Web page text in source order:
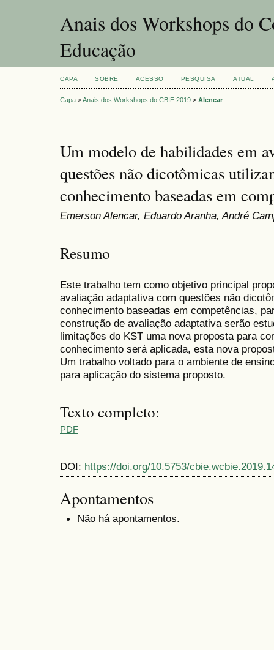
Anais dos Workshops do
Educação
CAPA SOBRE ACESSO PESQUISA ATUAL
Capa >Anais dos Workshops do CBIE 2019 > Alencar
Um modelo de habilidades em
questões não dicotômicas
conhecimento baseadas em
Emerson Alencar, Eduardo Aranha, André
Resumo
Este trabalho tem como objetivo principal
avaliação adaptativa com questões não
conhecimento baseadas em competências,
construção de avaliação adaptativa serão
limitações do KST uma nova proposta para
conhecimento será aplicada, esta nova
Um trabalho voltado para o ambiente de
para aplicação do sistema proposto.
Texto completo:
PDF
DOI: https://doi.org/10.5753/
Apontamentos
Não há apontamentos.